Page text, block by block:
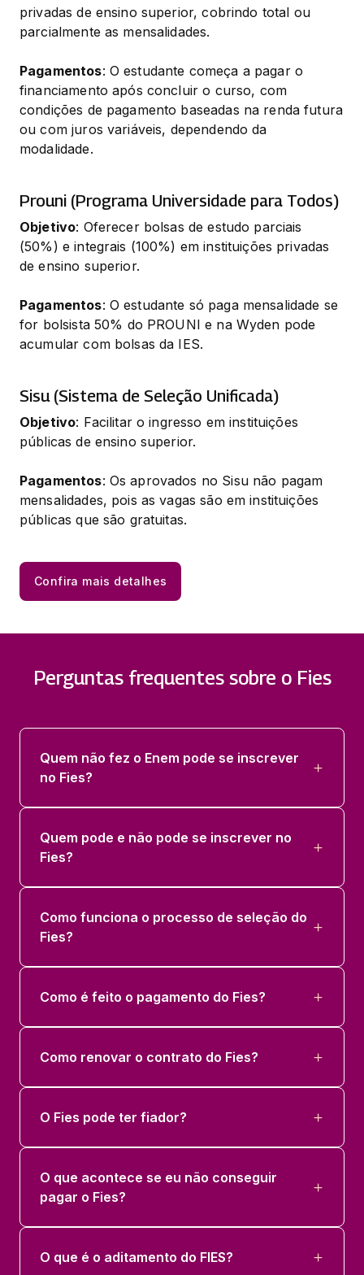
privadas de ensino superior, cobrindo total ou
parcialmente as mensalidades.
Pagamentos: O estudante começa a pagar o
financiamento após concluir o curso, com
condições de pagamento baseadas na renda futura
ou com juros variáveis, dependendo da
modalidade.
Prouni (Programa Universidade para Todos)
Objetivo: Oferecer bolsas de estudo parciais
(50%) e integrais (100%) em instituições privadas
de ensino superior.
Pagamentos: O estudante só paga mensalidade se
for bolsista 50% do PROUNI e na Wyden pode
acumular com bolsas da IES.
Sisu (Sistema de Seleção Unificada)
Objetivo: Facilitar o ingresso em instituições
públicas de ensino superior.
Pagamentos: Os aprovados no Sisu não pagam
mensalidades, pois as vagas são em instituições
públicas que são gratuitas.
Confira mais detalhes
Perguntas frequentes sobre o Fies
Quem não fez o Enem pode se inscrever
no Fies?
Quem pode e não pode se inscrever no
Fies?
Como funciona o processo de seleção do
Fies?
Como é feito o pagamento do Fies?
Como renovar o contrato do Fies?
O Fies pode ter fiador?
O que acontece se eu não conseguir
pagar o Fies?
O que é o aditamento do FIES?